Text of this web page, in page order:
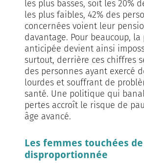
les plus basses, soit les 20%
les plus faibles, 42% des
concernées voient leur
davantage. Pour beaucoup, la
anticipée devient ainsi
surtout, derrière ces chif­fres
des personnes ayant exercé
lourdes et souffrant de
santé. Une politique qui
pertes accroît le risque de
âge avancé.
Les femmes touchées
disproportionnée